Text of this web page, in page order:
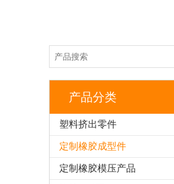
产品分类
塑料挤出零件
定制橡胶成型件
定制橡胶模压产品